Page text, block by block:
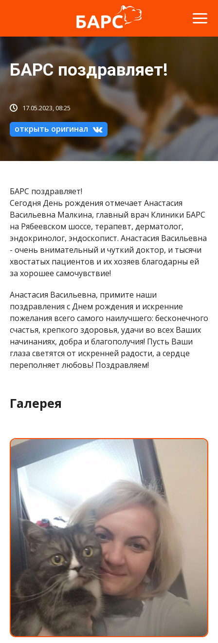
БАРС поздравляет!
17.05.2023, 08:25
открыть оригинал
БАРС поздравляет!
Сегодня День рождения отмечает Анастасия
Васильевна Малкина, главный врач Клиники БАРС
на Рябеевском шоссе, терапевт, дерматолог,
эндокринолог, эндоскопист. Анастасия Васильевна
- очень внимательный и чуткий доктор, и тысячи
хвостатых пациентов и их хозяев благодарны ей
за хорошее самочувствие!
Анастасия Васильевна, примите наши
поздравления с Днем рождения и искренние
пожелания всего самого наилучшего: бесконечного
счастья, крепкого здоровья, удачи во всех Ваших
начинаниях, добра и благополучия! Пусть Ваши
глаза светятся от искренней радости, а сердце
переполняет любовь! Поздравляем!
Галерея